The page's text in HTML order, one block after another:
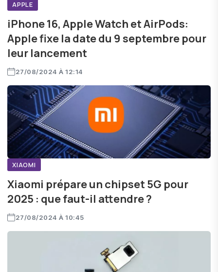
APPLE
iPhone 16, Apple Watch et AirPods:
Apple fixe la date du 9 septembre pour
leur lancement
27/08/2024 À 12:14
XIAOMI
Xiaomi prépare un chipset 5G pour
2025 : que faut-il attendre ?
27/08/2024 À 10:45